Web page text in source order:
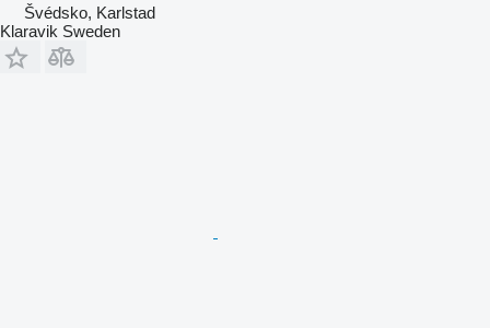
Švédsko, Karlstad
Klaravik Sweden